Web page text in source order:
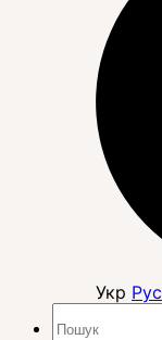
Укр Рус